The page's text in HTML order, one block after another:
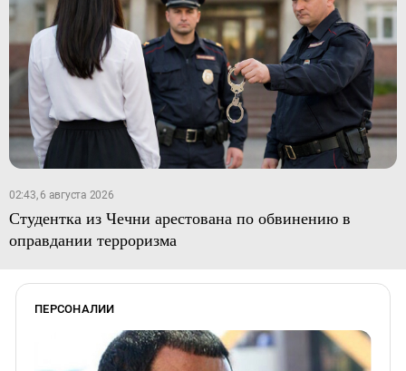
02:43, 6 августа 2026
Студентка из Чечни арестована по обвинению в
оправдании терроризма
ПЕРСОНАЛИИ